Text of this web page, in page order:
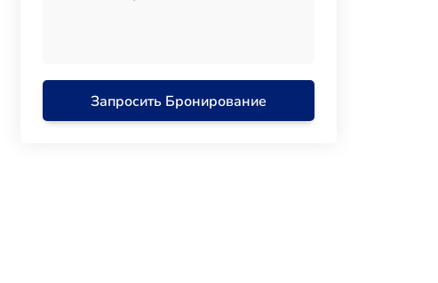
Запросить Бронирование